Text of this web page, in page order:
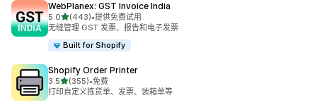
WebPlanex: GST Invoice India
5.0星（满分 5 星）
(443)
总共 443 条评论
•提供免费试用
无缝管理 GST 发票、报告和电子发票
Built for Shopify
Shopify Order Printer
3.5星（满分 5 星）
(355)
总共 355 条评论
•免费
打印自定义拣货单、发票、装箱单等